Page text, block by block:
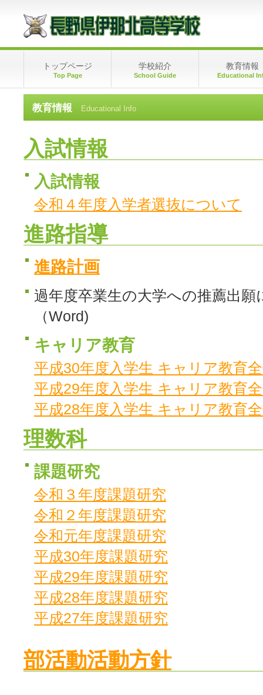
教育情報 Educational Info
入試情報
入試情報
令和４年度入学者選抜について
進路指導
進路計画
過年度卒業生の大学への推薦出
（Word)
キャリア教育
平成30年度入学生 キャリア教育
平成29年度入学生 キャリア教育
平成28年度入学生 キャリア教育
理数科
課題研究
令和３年度課題研究
令和２年度課題研究
令和元年度課題研究
平成30年度課題研究
平成29年度課題研究
平成28年度課題研究
平成27年度課題研究
部活動活動方針
トップページ
Top Page
学校紹介
School Guide
教育情報
Educational